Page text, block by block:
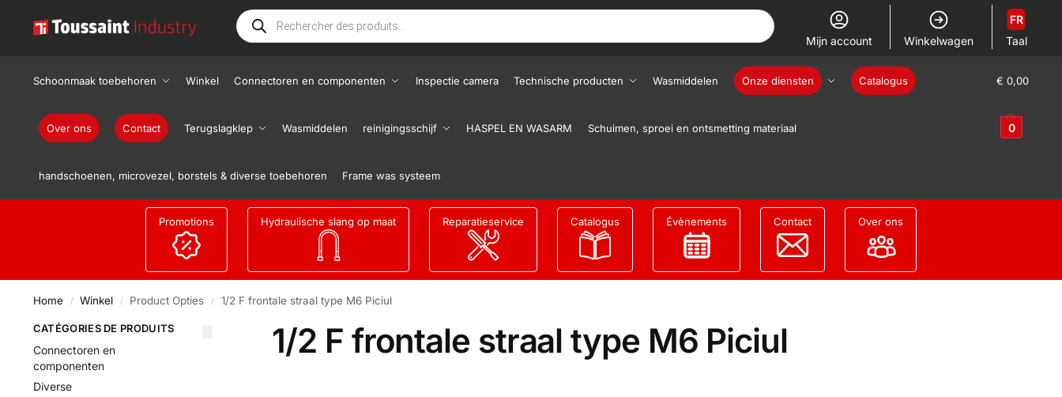
Mijn account Winkelwagen Taal
FR
Schoonmaak toebehoren Winkel Connectoren en componenten Inspectie camera Technische producten Wasmiddelen Onze diensten Catalogus
Over ons Contact Terugslagklep Wasmiddelen reinigingsschijf HASPEL EN WASARM Schuimen, sproei en ontsmetting materiaal
handschoenen, microvezel, borstels & diverse toebehoren Frame was systeem
€ 0,00
0
Promotions Hydraulische slang op maat Reparatieservice Catalogus Évènements Contact Over ons
Home / Winkel / Product Opties / 1/2 F frontale straal type M6 Piciul
1/2 F frontale straal type M6 Piciul
CATÉGORIES DE PRODUITS
Connectoren en
componenten
Diverse